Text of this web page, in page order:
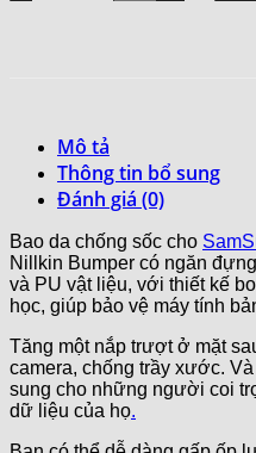
Mô tả
Thông tin bổ sung
Đánh giá (0)
Bao da chống sốc cho
Nillkin Bumper có ngăn
và PU vật liệu, với thiết kế
học, giúp bảo vệ máy tính
Tăng một nắp trượt ở mặt
camera, chống trầy xước.
sung cho những người coi
dữ liệu của họ.